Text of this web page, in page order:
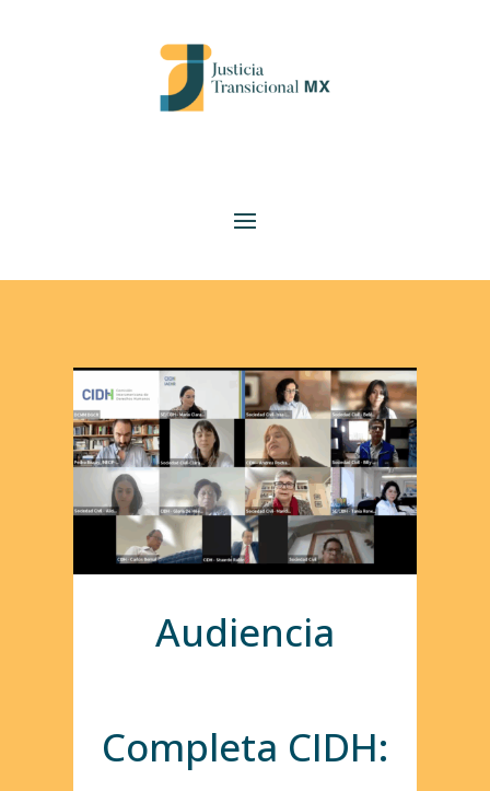
Audiencia
Completa CIDH: